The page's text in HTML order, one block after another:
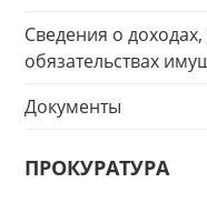
Сведения о
обязательствах
Документы
ПРОКУРАТУРА